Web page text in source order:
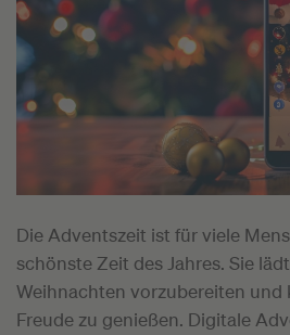
Die Adventszeit ist für viele
schönste Zeit des Jahres. Sie
Weihnachten vorzubereiten und
Freude zu genießen. Digitale